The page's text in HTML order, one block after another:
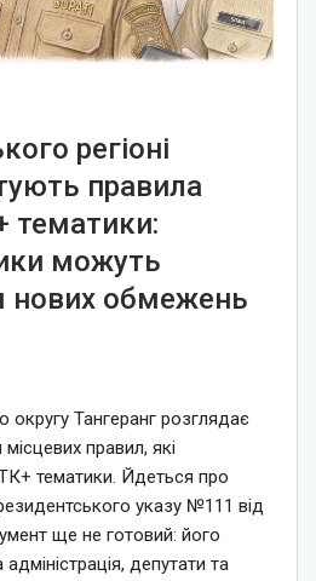
регіоні
правила
тематики:
можуть
нових обмежень
округу Тангеранг розглядає
правил, які
тематики. Йдеться про
указу №111 від
ще не готовий: його
депутати та